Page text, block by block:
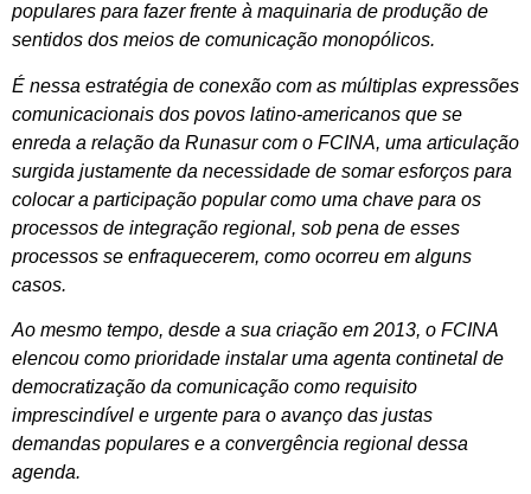
populares para fazer frente à maquinaria de produção de
sentidos dos meios de comunicação monopólicos.
É nessa estratégia de conexão com as múltiplas expressões
comunicacionais dos povos latino-americanos que se
enreda a relação da Runasur com o FCINA, uma articulação
surgida justamente da necessidade de somar esforços para
colocar a participação popular como uma chave para os
processos de integração regional, sob pena de esses
processos se enfraquecerem, como ocorreu em alguns
casos.
Ao mesmo tempo, desde a sua criação em 2013, o FCINA
elencou como prioridade instalar uma agenta continetal de
democratização da comunicação como requisito
imprescindível e urgente para o avanço das justas
demandas populares e a convergência regional dessa
agenda.